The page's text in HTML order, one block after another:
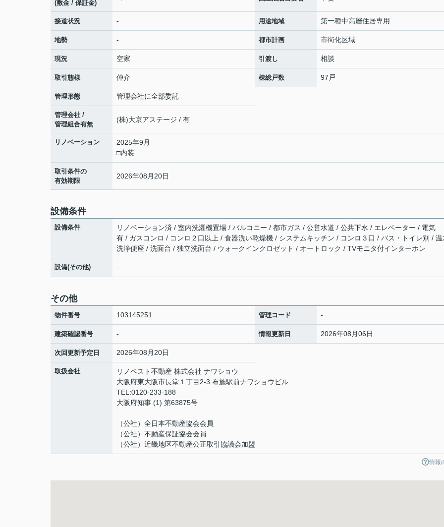
(敷金 / 保証金)
接道状況 - 用途地域 第一種中高層住居専用
地勢 - 都市計画 市街化区域
現況 空家 引渡し 相談
取引態様 仲介 棟総戸数 97戸
管理形態 管理会社に全部委託
管理会社 /
管理組合有無
(株)大京アステージ / 有
リノベーション
2025年9月
□内装
取引条件の
有効期限
2026年08月20日
設備条件
設備条件
リノベーション済 / 室内洗濯機置場 / バルコニー / 都市ガス / 公営水道 / 公共下水 / エレベーター / 電気
有 / ガスコンロ / コンロ２口以上 / 食器洗い乾燥機 / システムキッチン / コンロ３口 / バス・トイレ別 / 温
洗浄便座 / 洗面台 / 独立洗面台 / ウォークインクロゼット / オートロック / TVモニタ付インターホン
設備(その他) -
その他
物件番号 103145251 管理コード -
建築確認番号 - 情報更新日 2026年08月06日
次回更新予定日 2026年08月20日
取扱会社
リノベスト不動産 株式会社 ナワショウ
大阪府東大阪市長堂１丁目2-3 布施駅前ナワショウビル
TEL:0120-233-188
大阪府知事 (1) 第63875号
（公社）全日本不動産協会会員
（公社）不動産保証協会会員
（公社）近畿地区不動産公正取引協議会加盟
情報